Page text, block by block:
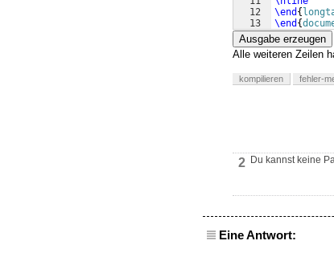
12
13
\end {
\end {
Ausgabe erzeugen
Alle weiteren Zeilen
kompilieren fehler-
2 Du kannst keine
Eine Antwort: